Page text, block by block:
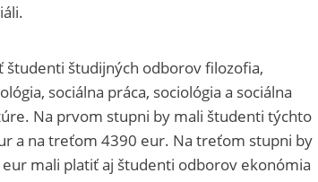
študijných odborov filozofia,
sociálna práca, sociológia a sociálna
Na prvom stupni by mali študenti týchto
a na treťom 4390 eur. Na treťom stupni by
mali platiť aj študenti odborov ekonómia